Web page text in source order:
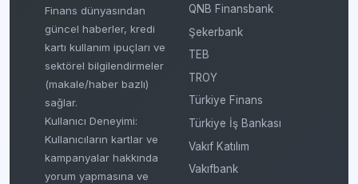
Finans dünyasından
güncel haberler, kredi
kartı kullanım ipuçları ve
sektörel bilgilendirmeler
(makale/haber bazlı)
sağlar.
Kullanıcı Deneyimi:
Kullanıcıların kartlar ve
kampanyalar hakkında
yorum yapmasına ve
QNB Finansbank
Şekerbank
TEB
TROY
Türkiye Finans
Türkiye İş Bankası
Vakıf Katılım
Vakıfbank